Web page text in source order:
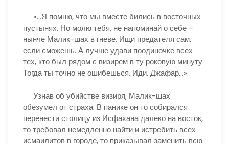
«…Я помню, что мы вместе бились в восточных
пустынях. Но молю тебя, не напоминай о себе –
нынче Малик-шах в гневе. Ищи предателя сам,
если сможешь. А лучше удави поодиночке всех
тех, кто был рядом с визирем в ту роковую минуту.
Тогда ты точно не ошибешься. Иди, Джафар…»
Узнав об убийстве визиря, Малик-шах
обезумел от страха. В панике он то собирался
перенести столицу из Исфахана далеко на восток,
то требовал немедленно найти и истребить всех
исмаилитов в городе, то приказывал заменить всю